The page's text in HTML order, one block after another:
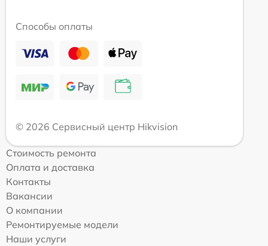
Способы оплаты
© 2026 Сервисный центр Hikvision
Стоимость ремонта
Оплата и доставка
Контакты
Вакансии
О компании
Ремонтируемые модели
Наши услуги